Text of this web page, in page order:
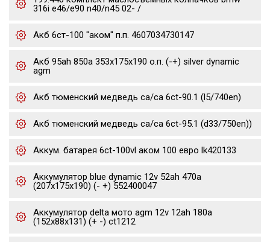
316i e46/e90 n40/n45 02- /
Акб 6ст-100 "аком" п.п. 4607034730147
Акб 95ah 850a 353x175x190 о.п. (-+) silver dynamic
agm
Акб тюменский медведь ca/ca 6ct-90.1 (l5/740en)
Акб тюменский медведь ca/ca 6ct-95.1 (d33/750en))
Аккум. батарея 6ct-100vl аком 100 евро lk420133
Аккумулятор blue dynamic 12v 52ah 470a
(207x175x190) (- +) 552400047
Аккумулятор delta мото agm 12v 12ah 180a
(152x88x131) (+ -) ct1212